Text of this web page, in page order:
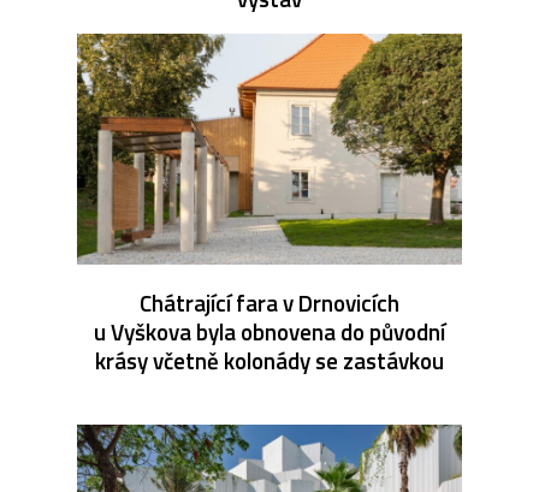
Chátrající fara v Drnovicích
u Vyškova byla obnovena do původní
krásy včetně kolonády se zastávkou